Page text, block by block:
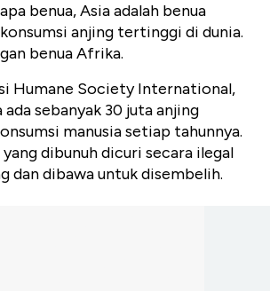
benua, Asia adalah benua
anjing tertinggi di dunia.
benua Afrika.
Humane Society International,
sebanyak 30 juta anjing
manusia setiap tahunnya.
yang dibunuh dicuri secara ilegal
dan dibawa untuk disembelih.